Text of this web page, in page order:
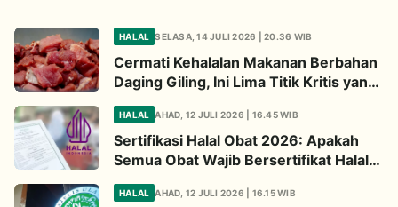
HALAL SELASA, 14 JULI 2026 | 20.36 WIB
Cermati Kehalalan Makanan Berbahan
Daging Giling, Ini Lima Titik Kritis yang
HALAL AHAD, 12 JULI 2026 | 16.45 WIB
Sertifikasi Halal Obat 2026: Apakah
Semua Obat Wajib Bersertifikat Halal?
HALAL AHAD, 12 JULI 2026 | 16.15 WIB